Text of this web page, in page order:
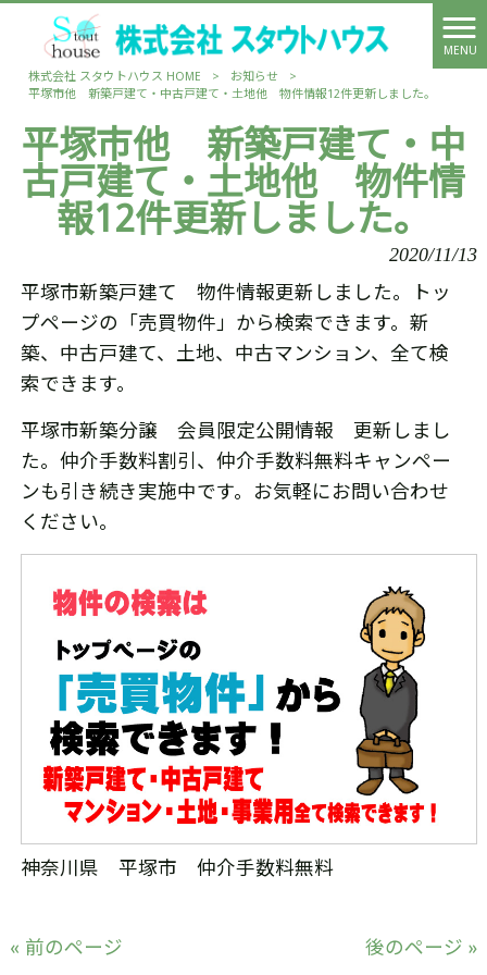
MENU
株式会社 スタウトハウス HOME
> お知らせ
>
平塚市他 新築戸建て・中古戸建て・土地他 物件情報12件更新しました。
平塚市他 新築戸建て・中
古戸建て・土地他 物件情
報12件更新しました。
2020/11/13
平塚市新築戸建て 物件情報更新しました。トッ
プページの「売買物件」から検索できます。新
築、中古戸建て、土地、中古マンション、全て検
索できます。
平塚市新築分譲 会員限定公開情報 更新しまし
た。仲介手数料割引、仲介手数料無料キャンペー
ンも引き続き実施中です。お気軽にお問い合わせ
ください。
神奈川県 平塚市 仲介手数料無料
« 前のページ 後のページ »